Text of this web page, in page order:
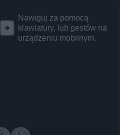
Nawiguj za pomocą
klawiatury, lub gestów na
urządzeniu mobilnym.